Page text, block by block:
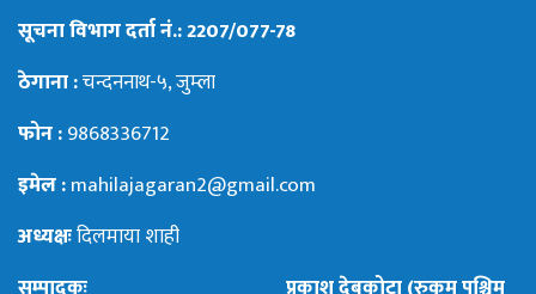
सूचना विभाग दर्ता नं.: 2207/077-78
ठेगाना :चन्दननाथ-५, जुम्ला
फोन :9868336712
इमेल :mahilajagaran2@gmail.com
अध्यक्षःदिलमाया शाही